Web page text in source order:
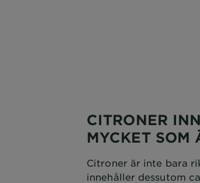
CITRONER
MYCKET SOM
Citroner är inte bara
innehåller dessutom